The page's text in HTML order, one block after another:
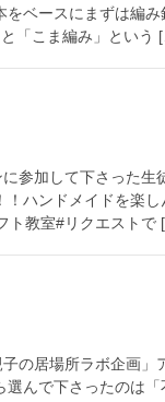
ベースにまずは編
「こま編み」という
参加して下さった生
ハンドメイドを楽
ト教室#リクエストで
の居場所ラボ企画」
んで下さったのは